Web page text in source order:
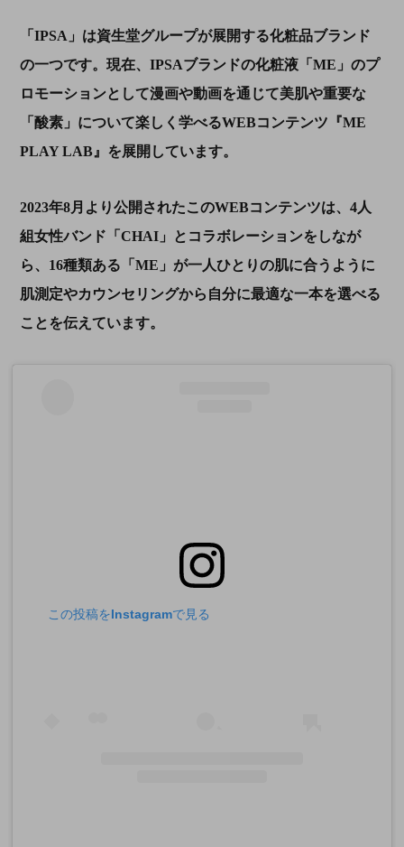
「 IPSA 」は資生堂グループが展開する化粧品ブランド
の一つです。現在、 IPSAブランドの化粧液「 ME 」のプ
ロモーションとして漫画や動画を通じて美肌や重要な
「酸素」について楽しく学べるWEBコンテンツ『ME
PLAY LAB』 を展開しています。
2023年8月より公開されたこのWEBコンテンツは、 4人
組女性バンド「 CHAI」とコラボレーションをしなが
ら、 16種類ある「 ME 」が一人ひとりの肌に合うように
肌測定やカウンセリングから自分に最適な一本を選べる
ことを伝えています。
この投稿をInstagramで見る